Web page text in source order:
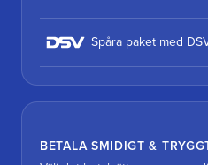
Spåra paket med
BETALA SMIDIGT &